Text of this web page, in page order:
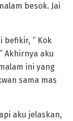
besok. Jai
befikir, “ Kok
Akhirnya aku
ini yang
sama mas
aku jelaskan,